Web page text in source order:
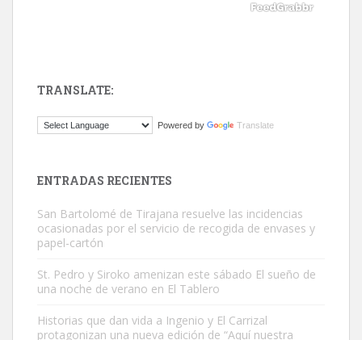
El ayuntamiento se va a llevar a Los Gatos callejeros de la zona los
Este gato macho ha aparecido en la calle hace menos de un mes,
es muy manso y extremadamente cari...
TRANSLATE:
Powered by Translate
ENTRADAS RECIENTES
San Bartolomé de Tirajana resuelve las incidencias
ocasionadas por el servicio de recogida de envases y
papel-cartón
St. Pedro y Siroko amenizan este sábado El sueño de
una noche de verano en El Tablero
Historias que dan vida a Ingenio y El Carrizal
protagonizan una nueva edición de “Aquí nuestra